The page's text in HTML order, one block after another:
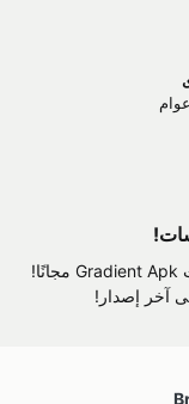
من خلال موقعنا، يمكنك بسهولة تنزيل جرداينت Gradient Apk مجانًا!
آخر إصدار!